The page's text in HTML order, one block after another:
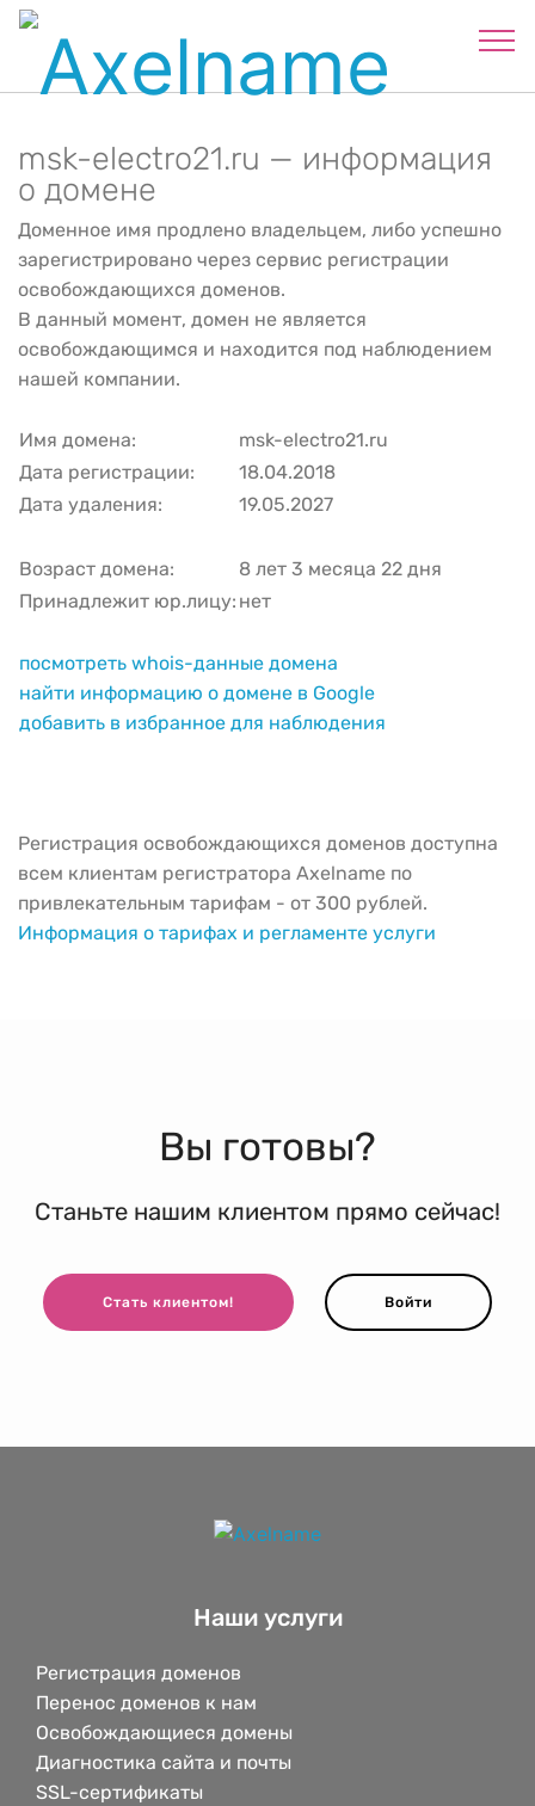
msk-electro21.ru — информация
о домене
Доменное имя продлено владельцем, либо успешно
зарегистрировано через сервис регистрации
освобождающихся доменов.
В данный момент, домен не является
освобождающимся и находится под наблюдением
нашей компании.
Имя домена:
msk-electro21.ru
Дата регистрации:
18.04.2018
Дата удаления:
19.05.2027
Возраст домена:
8 лет 3 месяца 22 дня
Принадлежит юр.лицу: нет
посмотреть whois-данные домена
найти информацию о домене в Google
добавить в избранное для наблюдения
Регистрация освобождающихся доменов доступна
всем клиентам регистратора Axelname по
привлекательным тарифам - от 300 рублей.
Информация о тарифах и регламенте услуги
Вы готовы?
Станьте нашим клиентом прямо сейчас!
Стать клиентом! Войти
Наши услуги
Регистрация доменов
Перенос доменов к нам
Освобождающиеся домены
Диагностика сайта и почты
SSL-сертификаты